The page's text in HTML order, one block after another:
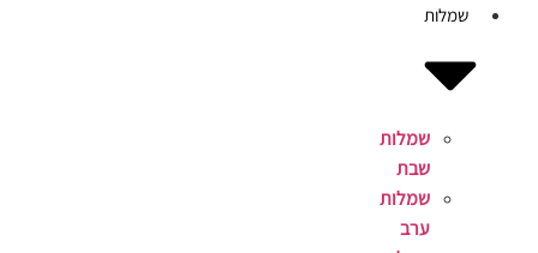
שמלות
שמלות
שבת
שמלות
ערב